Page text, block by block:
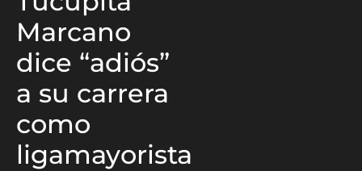
Marcano
dice “adiós”
a su carrera
como
ligamayorista